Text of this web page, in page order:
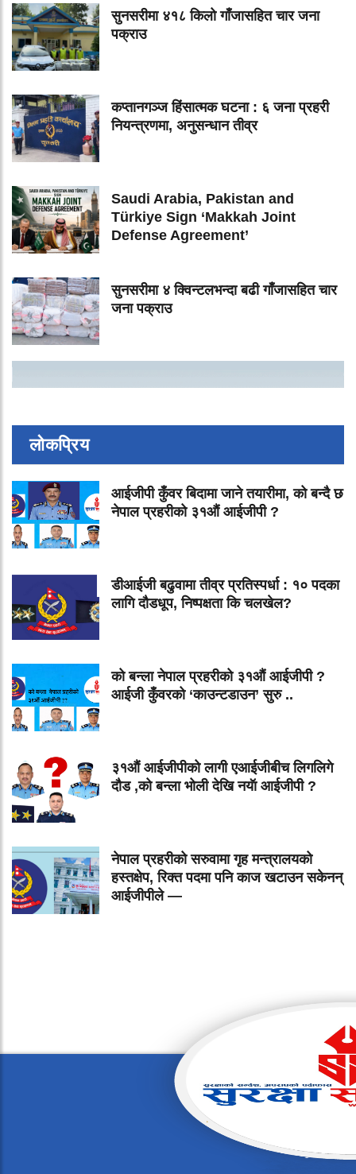
सुनसरीमा ४१८ किलो गाँजासहित चार जना
पक्राउ
कप्तानगञ्ज हिंसात्मक घटना : ६ जना प्रहरी
नियन्त्रणमा, अनुसन्धान तीव्र
Saudi Arabia, Pakistan and
Türkiye Sign ‘Makkah Joint
Defense Agreement’
सुनसरीमा ४ क्विन्टलभन्दा बढी गाँजासहित चार
जना पक्राउ
लोकप्रिय
आईजीपी कुँवर बिदामा जाने तयारीमा, को बन्दै छ
नेपाल प्रहरीको ३१औं आईजीपी ?
डीआईजी बढुवामा तीव्र प्रतिस्पर्धा : १० पदका
लागि दौडधूप, निष्पक्षता कि चलखेल?
को बन्ला नेपाल प्रहरीको ३१औं आईजीपी ?
आईजी कुँवरको ‘काउन्टडाउन’ सुरु ..
३१औं आईजीपीको लागी एआईजीबीच लिगलिगे
दौड ,को बन्ला भोली देखि नयॅा आईजीपी ?
नेपाल प्रहरीको सरुवामा गृह मन्त्रालयको
हस्तक्षेप, रिक्त पदमा पनि काज खटाउन सकेनन्
आईजीपीले —